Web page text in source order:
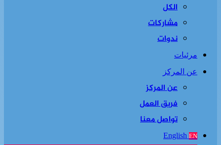
الكل
مشاركات
ندوات
مرئيات
عن المركز
عن المركز
فريق العمل
تواصل معنا
English EN